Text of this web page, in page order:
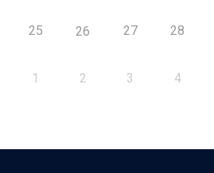
25 26 27 28
1 2 3 4